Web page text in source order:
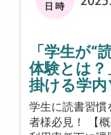
「学生が“
体験とは
掛ける学
学生に読書習慣
者様必見！ 【